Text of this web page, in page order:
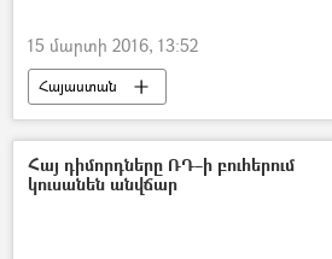
15 մարտի 2016, 13:52
Հայաստան
Հայ դիմորդները ՌԴ–ի բուհերում
կուսանեն անվճար